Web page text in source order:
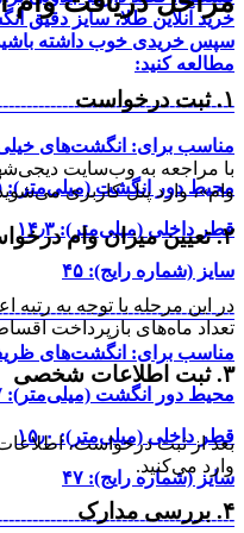
خرید آنلاین طلا، سایز دقیق
سپس خریدی خوب داشته
مطالعه کنید:
مناسب برای: انگشت‌های
محیط دور انگشت (میلی‌متر): ۴۵
قطر داخلی (میلی‌متر): ۱۴٫۳
سایز (شماره رایج): ۴۵
مناسب برای: انگشت‌های
محیط دور انگشت (میلی‌متر): ۴۷
قطر داخلی (میلی‌متر): ۱۵٫۰
سایز (شماره رایج): ۴۷
۱. ثبت درخواست
با مراجعه به وب‌سایت
وام»، وارد پنل کاربری
۲. تعیین میزان وام درخواستی
در این مرحله با توجه به رتبه
تعداد ماه‌های بازپرداخت
۳. ثبت اطلاعات شخصی
بعد از ثبت درخواست،
وارد می‌کنید.
۴. بررسی مدارک